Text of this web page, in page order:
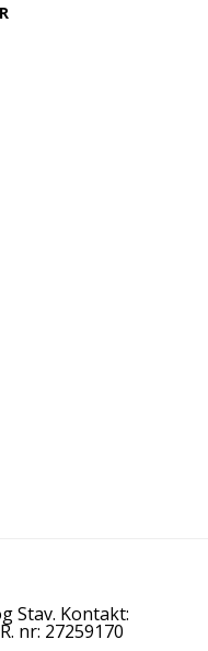
Stav. Kontakt:
nr: 27259170